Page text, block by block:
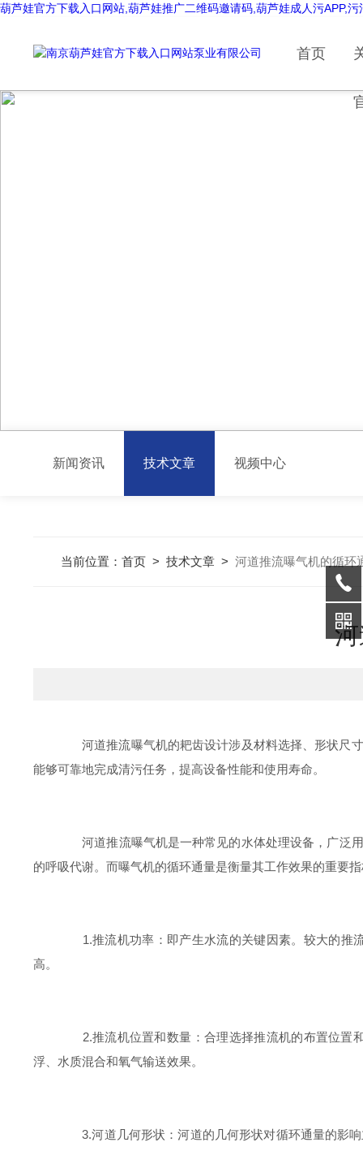
葫芦娃官方下载入口网站,葫芦娃推广二维码邀请码,葫芦娃成人污APP,
首页
新闻资讯 技术文章 视频中心
当前位置： 首页> 技术文章> 河道推流曝气机的循环
河
河道推流曝气机的耙齿设计涉及材料选择、形状尺寸
能够可靠地完成清污任务，提高设备性能和使用寿命。
河道推流曝气机是一种常见的水体处理设备，广泛用
的呼吸代谢。而曝气机的循环通量是衡量其工作效果的重要指
1.推流机功率：即产生水流的关键因素。较大的推流
高。
2.推流机位置和数量：合理选择推流机的布置位置和数
浮、水质混合和氧气输送效果。
3.河道几何形状：河道的几何形状对循环通量的影响主